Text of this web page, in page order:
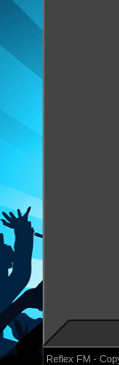
Reflex FM -